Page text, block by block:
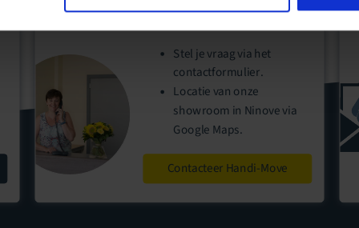
Stel je vraag via het
contactformulier.
Locatievan onze
showroom in Ninove via
Google Maps.
Contacteer Handi-Move